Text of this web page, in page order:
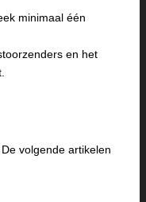
minimaal één
en het
volgende artikelen